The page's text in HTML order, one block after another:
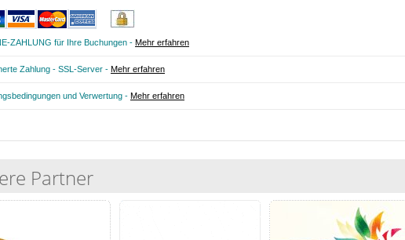
ZAHLUNG für Ihre Buchungen - Mehr erfahren
Zahlung - SSL-Server - Mehr erfahren
und Verwertung - Mehr erfahren
Partner